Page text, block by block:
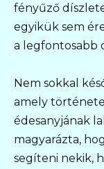
fényűző
egyikük sem
a legfontosabb
Nem sokkal
amely
édesanyjának
magyarázta,
segíteni nekik,